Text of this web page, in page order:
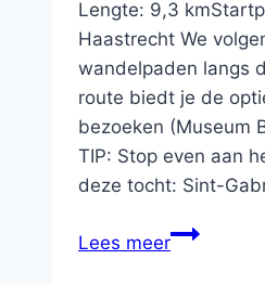
Lengte: 9,3
Haastrecht We
wandelpaden langs
route biedt je de
bezoeken (Museum
TIP: Stop even aan
deze tocht: Sint-
Lees meerRondje